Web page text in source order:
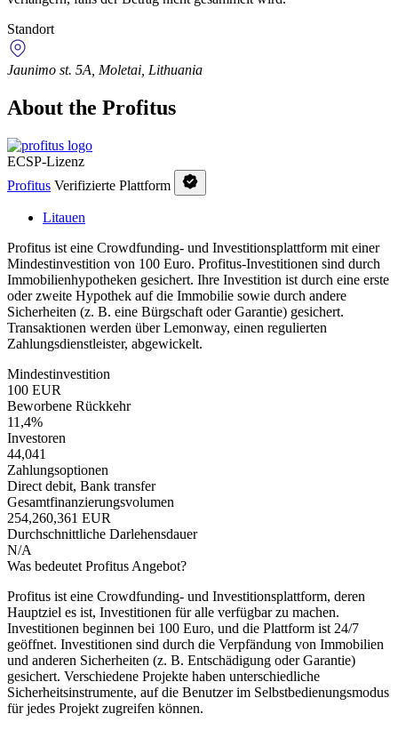
Standort
Jaunimo st. 5A, Moletai, Lithuania
About the Profitus
ECSP-Lizenz
Profitus Verifizierte Plattform
Litauen
Profitus ist eine Crowdfunding- und Investitionsplattform mit einer
Mindestinvestition von 100 Euro. Profitus-Investitionen sind durch
Immobilienhypotheken gesichert. Ihre Investition ist durch eine erste
oder zweite Hypothek auf die Immobilie sowie durch andere
Sicherheiten (z. B. eine Bürgschaft oder Garantie) gesichert.
Transaktionen werden über Lemonway, einen regulierten
Zahlungsdienstleister, abgewickelt.
Mindestinvestition
100 EUR
Beworbene Rückkehr
11,4%
Investoren
44,041
Zahlungsoptionen
Direct debit, Bank transfer
Gesamtfinanzierungsvolumen
254,260,361 EUR
Durchschnittliche Darlehensdauer
N/A
Was bedeutet Profitus Angebot?
Profitus ist eine Crowdfunding- und Investitionsplattform, deren
Hauptziel es ist, Investitionen für alle verfügbar zu machen.
Investitionen beginnen bei 100 Euro, und die Plattform ist 24/7
geöffnet. Investitionen sind durch die Verpfändung von Immobilien
und anderen Sicherheiten (z. B. Entschädigung oder Garantie)
gesichert. Verschiedene Projekte haben unterschiedliche
Sicherheitsinstrumente, auf die Benutzer im Selbstbedienungsmodus
für jedes Projekt zugreifen können.